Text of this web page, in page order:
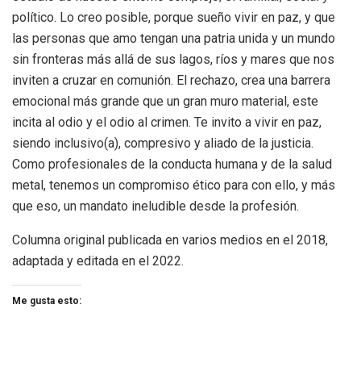
político. Lo creo posible, porque sueño vivir en paz, y que
las personas que amo tengan una patria unida y un mundo
sin fronteras más allá de sus lagos, ríos y mares que nos
inviten a cruzar en comunión. El rechazo, crea una barrera
emocional más grande que un gran muro material, este
incita al odio y el odio al crimen. Te invito a vivir en paz,
siendo inclusivo(a), compresivo y aliado de la justicia.
Como profesionales de la conducta humana y de la salud
metal, tenemos un compromiso ético para con ello, y más
que eso, un mandato ineludible desde la profesión.
Columna original publicada en varios medios en el 2018,
adaptada y editada en el 2022.
Me gusta esto: